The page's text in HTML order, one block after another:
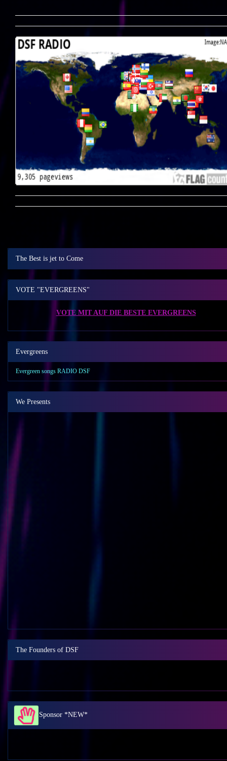
The Best is jet to Come
VOTE "EVERGREENS"
VOTE MIT AUF DIE BESTE EVERGREENS
Evergreens
Evergreen songs RADIO DSF
We Presents
The Founders of DSF
Sponsor *NEW*